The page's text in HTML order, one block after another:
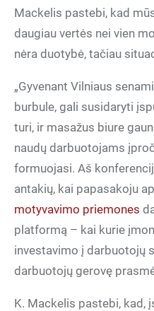
Mackelis pastebi, kad
daugiau vertės nei vien
nėra duotybė, tačiau
„Gyvenant Vilniaus
burbule, gali susidaryti
turi, ir masažus biure
naudų darbuotojams
formuojasi. Aš
antakių, kai papasakoju
motyvavimo priemones
platformą – kai kurie
investavimo į darbuotojų
darbuotojų gerovę
K. Mackelis pastebi, kad,